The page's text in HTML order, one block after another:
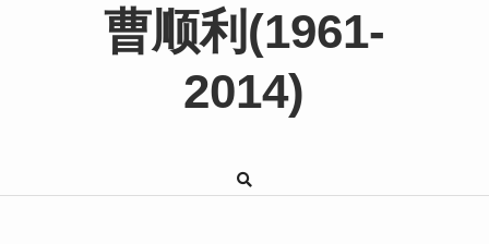
曹顺利(1961-
2014)